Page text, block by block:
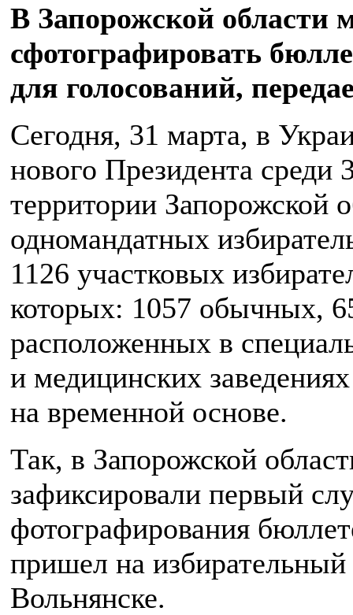
В Запорожской области
сфотографировать
для голосований,
Сегодня, 31 марта, в
нового Президента среди
территории Запорожской
одномандатных
1126 участковых
которых: 1057 обычных,
расположенных в
и медицинских
на временной основе.
Так, в Запорожской
зафиксировали первый
фотографирования
пришел на
Вольнянске.